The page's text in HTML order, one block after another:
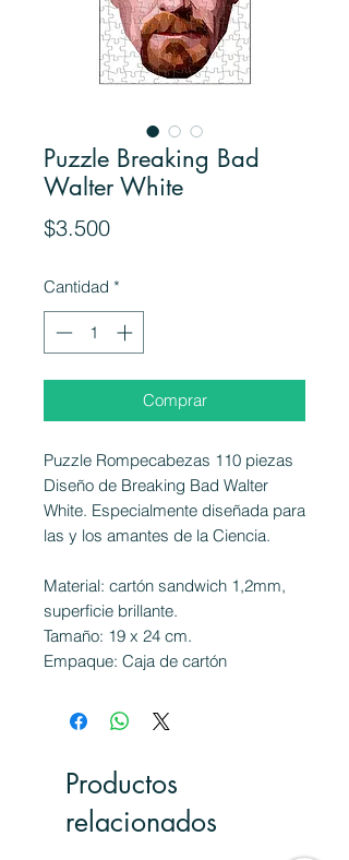
Puzzle Breaking Bad
Walter White
$3.500Precio
Cantidad *
Comprar
Puzzle Rompecabezas 110 piezas
Diseño de Breaking Bad Walter
White. Especialmente diseñada para
las y los amantes de la Ciencia.
Material: cartón sandwich 1,2mm,
superficie brillante.
Tamaño: 19 x 24 cm.
Empaque: Caja de cartón
Productos
relacionados